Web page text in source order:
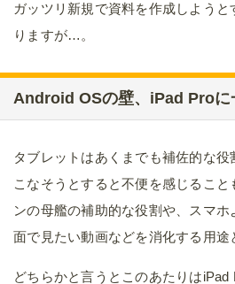
ガッツリ新規で資料を作成しよう
りますが…。
Android OSの壁、iPad Proに
タブレットはあくまでも補佐的な役
こなそうとすると不便を感じるこ
ンの母艦の補助的な役割や、スマ
面で見たい動画などを消化する用途
どちらかと言うとこのあたりはiPad